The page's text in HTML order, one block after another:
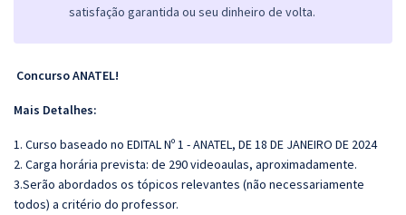
satisfação garantida ou seu dinheiro de volta.
Concurso ANATEL!
Mais Detalhes:
1. Curso baseado no EDITAL Nº 1 - ANATEL, DE 18 DE JANEIRO DE 2024
2. Carga horária prevista: de 290 videoaulas, aproximadamente.
3.Serão abordados os tópicos relevantes (não necessariamente
todos) a critério do professor.